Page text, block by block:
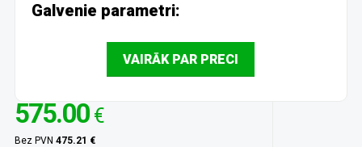
Galvenie parametri:
VAIRĀK PAR PRECI
575.00 €
Bez PVN 475.21 €